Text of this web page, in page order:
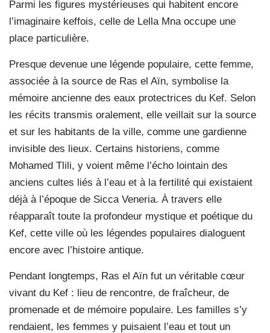
Parmi les figures mystérieuses qui habitent encore
l’imaginaire keffois, celle de Lella Mna occupe une
place particulière.
Presque devenue une légende populaire, cette femme,
associée à la source de Ras el Aïn, symbolise la
mémoire ancienne des eaux protectrices du Kef. Selon
les récits transmis oralement, elle veillait sur la source
et sur les habitants de la ville, comme une gardienne
invisible des lieux. Certains historiens, comme
Mohamed Tlili, y voient même l’écho lointain des
anciens cultes liés à l’eau et à la fertilité qui existaient
déjà à l’époque de Sicca Veneria. À travers elle
réapparaît toute la profondeur mystique et poétique du
Kef, cette ville où les légendes populaires dialoguent
encore avec l’histoire antique.
Pendant longtemps, Ras el Aïn fut un véritable cœur
vivant du Kef : lieu de rencontre, de fraîcheur, de
promenade et de mémoire populaire. Les familles s’y
rendaient, les femmes y puisaient l’eau et tout un